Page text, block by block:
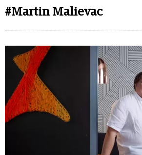
#Martin Malievac